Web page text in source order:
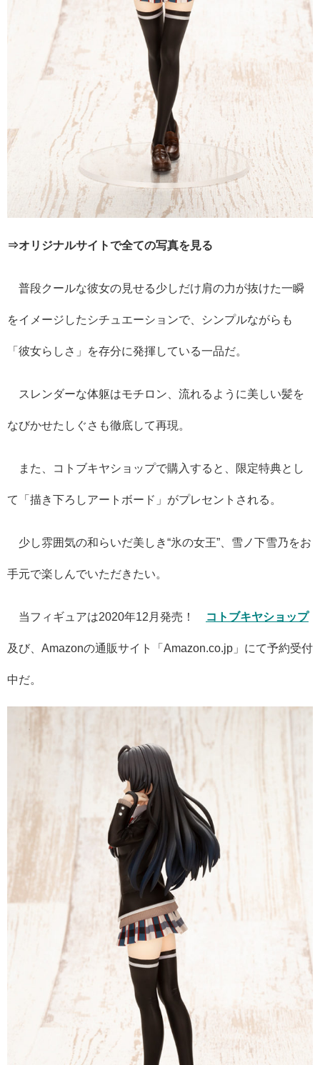
⇒オリジナルサイトで全ての写真を見る
普段クールな彼女の見せる少しだけ肩の力が抜けた一瞬
をイメージしたシチュエーションで、シンプルながらも
「彼女らしさ」を存分に発揮している一品だ。
スレンダーな体躯はモチロン、流れるように美しい髪を
なびかせたしぐさも徹底して再現。
また、コトブキヤショップで購入すると、限定特典とし
て「描き下ろしアートボード」がプレセントされる。
少し雰囲気の和らいだ美しき“氷の女王”、雪ノ下雪乃をお
手元で楽しんでいただきたい。
当フィギュアは2020年12月発売！ コトブキヤショップ
及び、Amazonの通販サイト「Amazon.co.jp」にて予約受付
中だ。